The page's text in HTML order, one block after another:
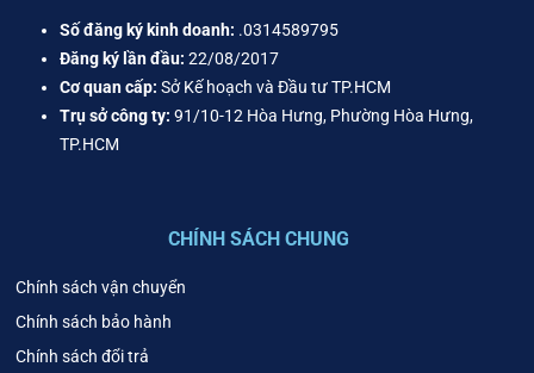
Số đăng ký kinh doanh: .0314589795
Đăng ký lần đầu: 22/08/2017
Cơ quan cấp: Sở Kế hoạch và Đầu tư TP.HCM
Trụ sở công ty: 91/10-12 Hòa Hưng, Phường Hòa Hưng,
TP.HCM
CHÍNH SÁCH CHUNG
Chính sách vận chuyển
Chính sách bảo hành
Chính sách đổi trả